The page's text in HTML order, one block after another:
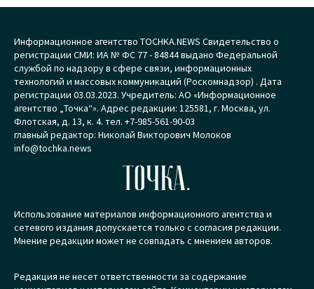
Информационное агентство TOCHKA.NEWS Свидетельство о
регистрации СМИ: ИА № ФС 77 - 84844 выдано Федеральной
службой по надзору в сфере связи, информационных
технологий и массовых коммуникаций (Роскомнадзор) . Дата
регистрации 03.03.2023. Учредитель: АО «Информационное
агентство „Точка“». Адрес редакции: 125581, г. Москва, ул.
Флотская, д. 13, к. 4. тел. +7-985-561-90-03
главный редактор: Николай Викторович Молоков
info@tochka.news
ТОЧКА.
Использование материалов информационного агентства и
сетевого издания допускается только с согласия редакции.
Мнение редакции может не совпадать с мнением авторов.
Редакция не несет ответственности за содержание